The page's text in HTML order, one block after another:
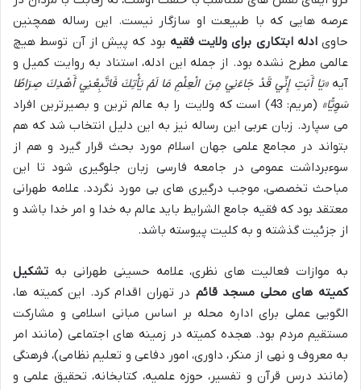
عرصه هایی که با طبیعت او سازگار نیست. این رساله همچنین
حاویادله ابتکاری برای ولایت فقیه بود که پیش از آن توسط هیچ
عالمی مطرح نشده بود. از جمله این ادله، استناد به روایت کمیل و
آیه«یَا أَبَتِ إِنِّي قَدْ جَاءَنِي مِنَ الْعِلْمِ مَا لَمْ يَأْتِكَ فَاتَّبِعْنِي أَهْدِكَ صِرَاطًا
سَوِيًّا»
(مریم: 43) است که ولایت را به عالم ترین و بصیرترین افراد
می سپارد. زبان عربی این رساله نیز به این دلیل انتخاب شد که هم
بتواند در مجامع علمی جهان اسلام مورد بحث قرار گیرد و هم از
سوءبرداشت عمومی در جامعه فارسی زبان جلوگیری شود تا این
مباحث تخصصی، موجب درگیری های بی مورد نگردد. علامه طهرانی
معتقد بود که فقیه جامع الشرایط باید عالم به خدا و امر خدا باشد و
از جزئیت گذشته و به کلیت پیوسته باشد.
به موازات فعالیت های نظری، علامه حسینی طهرانی به تشکیل
کمیته های محلی مسجد قائم در تهران اقدام کرد. این کمیته ها،
الگویی عملی برای اداره محله بر اساس مبانی اسلامی و مشارکت
مستقیم مردم بود. هجده کمیته در زمینه های اجتماعی (مانند امر
به معروف و نهی از منکر، داوری، امور دفاعی و تعلیم نظامی)، فرهنگی
(مانند درس قرآن و تفسیر، حوزه علمیه، کتابخانه، تحقیق علمی و